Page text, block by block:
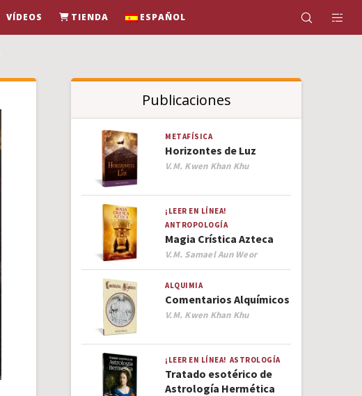
VÍDEOS TIENDA ESPAÑOL
Publicaciones
METAFÍSICA
Horizontes de Luz
Author
V.M. Kwen Khan Khu
¡LEER EN LÍNEA!
ANTROPOLOGÍA
Magia Crística Azteca
Author
V.M. Samael Aun Weor
ALQUIMIA
Comentarios Alquímicos
Author
V.M. Kwen Khan Khu
¡LEER EN LÍNEA! ASTROLOGÍA
Tratado esotérico de
Astrología Hermética